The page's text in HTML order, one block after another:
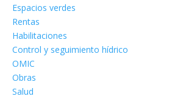
Espacios verdes
Rentas
Habilitaciones
Control y seguimiento hídrico
OMIC
Obras
Salud